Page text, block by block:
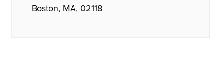
Boston, MA, 02118